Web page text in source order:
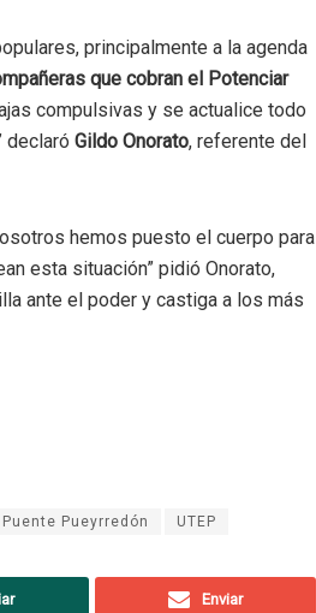
principalmente a la agenda
que cobran el Potenciar
compulsivas y se actualice todo
declaró Gildo Onorato, referente del
hemos puesto el cuerpo para
esta situación” pidió Onorato,
ante el poder y castiga a los más
Puente Pueyrredón UTEP
Enviar